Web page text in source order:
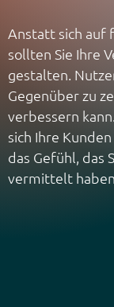
Anstatt sich auf
sollten Sie Ihre
gestalten.
Gegenüber zu
verbessern
sich Ihre
das Gefühl, das
vermittelt